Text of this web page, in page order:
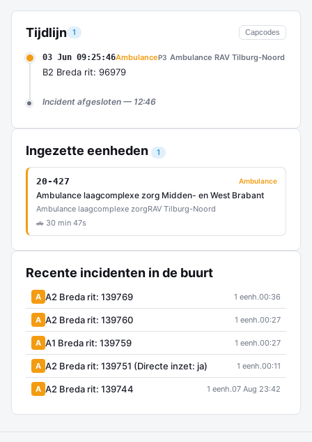
Tijdlijn 1 Capcodes
03 Jun 09:25:46AmbulanceP3 Ambulance RAV Tilburg-Noord
B2 Breda rit: 96979
Incident afgesloten — 12:46
Ingezette eenheden 1
20-427 Ambulance
Ambulance laagcomplexe zorg Midden- en West Brabant
Ambulance laagcomplexe zorgRAV Tilburg-Noord
🚗 30 min 47s
Recente incidenten in de buurt
A A2 Breda rit: 139769 1 eenh.00:36
A A2 Breda rit: 139760 1 eenh.00:27
A A1 Breda rit: 139759 1 eenh.00:27
A A2 Breda rit: 139751 (Directe inzet: ja) 1 eenh.00:11
A A2 Breda rit: 139744 1 eenh.07 Aug 23:42